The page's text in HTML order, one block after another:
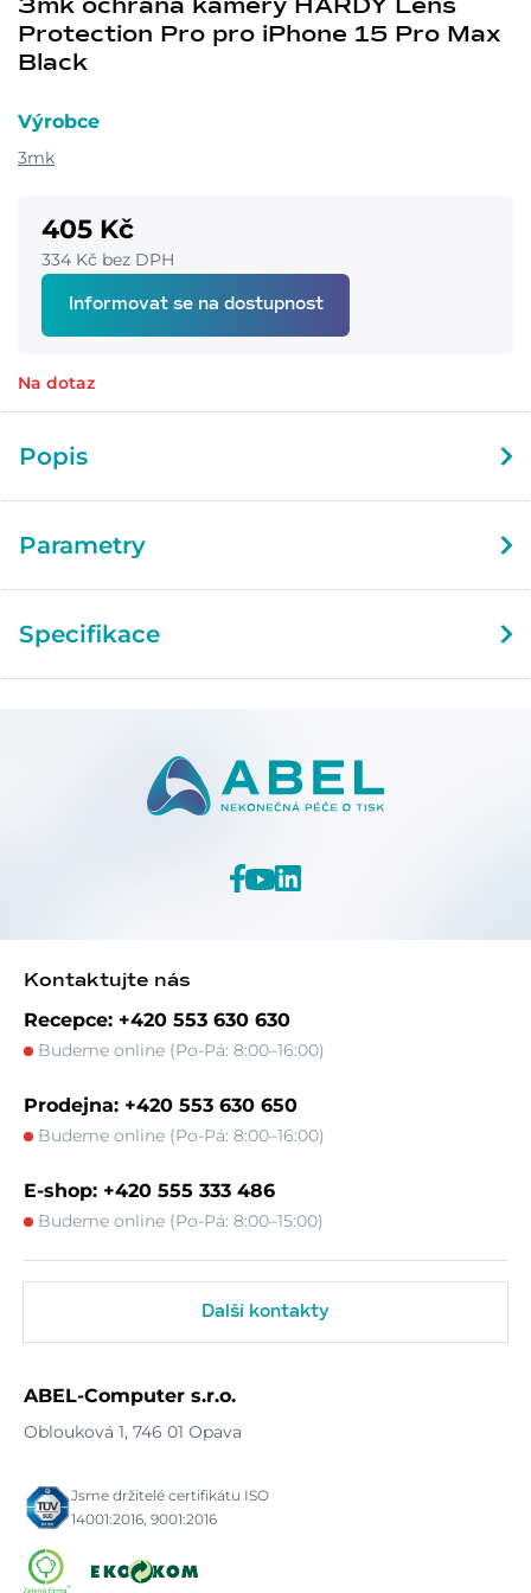
3mk ochrana kamery HARDY Lens
Protection Pro pro iPhone 15 Pro Max
Black
Výrobce
3mk
405 Kč
334 Kč bez DPH
Informovat se na dostupnost
Na dotaz
Popis
Parametry
Specifikace
Kontaktujte nás
Recepce: +420 553 630 630
Budeme online (Po-Pá: 8:00–16:00)
Prodejna: +420 553 630 650
Budeme online (Po-Pá: 8:00–16:00)
E-shop: +420 555 333 486
Budeme online (Po-Pá: 8:00–15:00)
Další kontakty
ABEL-Computer s.r.o.
Oblouková 1, 746 01 Opava
Jsme držitelé certifikátu ISO
14001:2016, 9001:2016